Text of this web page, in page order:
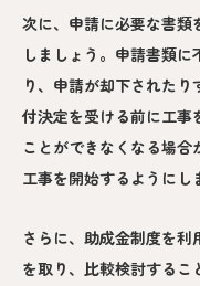
次に、申請に必要な書類
しましょう。申請書類
り、申請が却下された
付決定を受ける前に工事
ことができなくなる場
工事を開始するようにし
さらに、助成金制度を利
を取り、比較検討するこ